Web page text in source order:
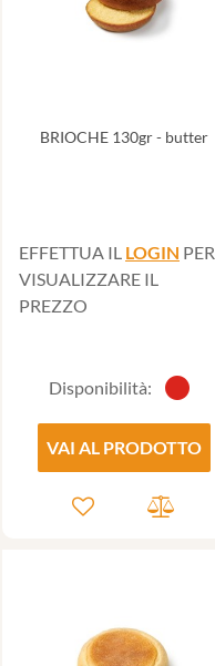
BRIOCHE 130gr - butter
EFFETTUA IL LOGIN PER
VISUALIZZARE IL
PREZZO
Disponibilità:
VAI AL PRODOTTO